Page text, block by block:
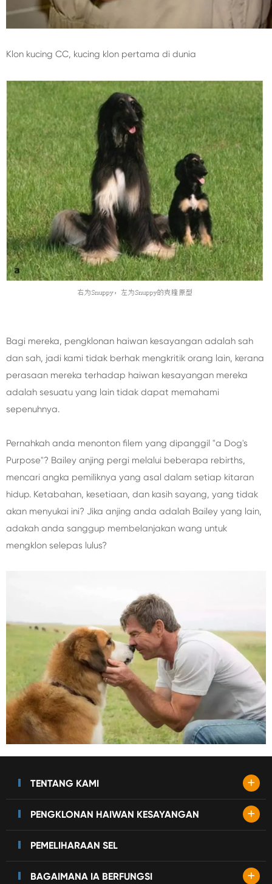
Klon kucing CC, kucing klon pertama di dunia
Bagi mereka, pengklonan haiwan kesayangan adalah sah
dan sah, jadi kami tidak berhak mengkritik orang lain, kerana
perasaan mereka terhadap haiwan kesayangan mereka
adalah sesuatu yang lain tidak dapat memahami
sepenuhnya.
Pernahkah anda menonton filem yang dipanggil "a Dog's
Purpose"? Bailey anjing pergi melalui beberapa rebirths,
mencari angka pemiliknya yang asal dalam setiap kitaran
hidup. Ketabahan, kesetiaan, dan kasih sayang, yang tidak
akan menyukai ini? Jika anjing anda adalah Bailey yang lain,
adakah anda sanggup membelanjakan wang untuk
mengklon selepas lulus?
TENTANG KAMI +
PENGKLONAN HAIWAN KESAYANGAN +
PEMELIHARAAN SEL
BAGAIMANA IA BERFUNGSI +